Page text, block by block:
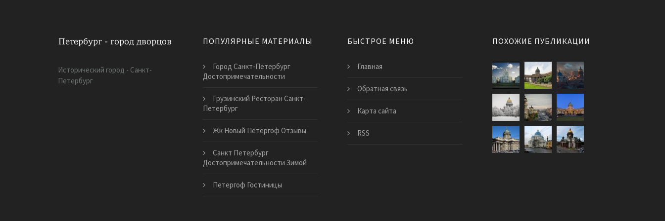
Исторический город - Санкт-
Петербург
ПОПУЛЯРНЫЕ МАТЕРИАЛЫ
Город Санкт-Петербург
Достопримечательности
Грузинский Ресторан Санкт-
Петербург
Жк Новый Петергоф Отзывы
Санкт Петербург
Достопримечательности Зимой
Петергоф Гостиницы
БЫСТРОЕ МЕНЮ
Главная
Обратная связь
Карта сайта
RSS
ПОХОЖИЕ ПУБЛИКАЦИИ